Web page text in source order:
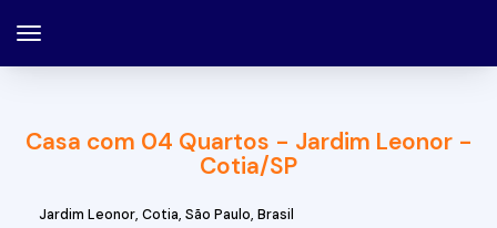
Casa com 04 Quartos - Jardim Leonor -
Cotia/SP
Jardim Leonor, Cotia, São Paulo, Brasil